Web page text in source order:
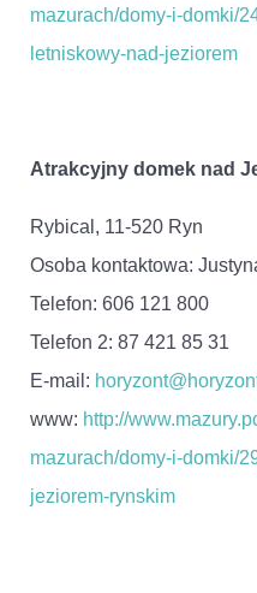
mazurach/domy-i-domki/
letniskowy-nad-jeziorem
Atrakcyjny domek nad
Rybical, 11-520 Ryn
Osoba kontaktowa:
Telefon: 606 121 800
Telefon 2: 87 421 85 31
E-mail:
www: http://
mazurach/domy-i-domki/
jeziorem-rynskim